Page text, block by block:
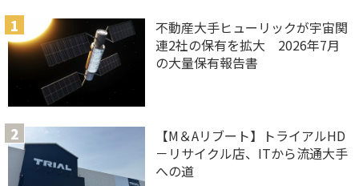
不動産大手ヒューリックが宇宙関
連2社の保有を拡大 2026年7月
の大量保有報告書
【M＆Aリブート】トライアルHD
－リサイクル店、ITから流通大手
への道